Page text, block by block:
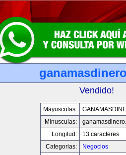
Vendido!
Mayusculas:
Minusculas:
Longitud:
13 caracteres
Categorias:
Negocios